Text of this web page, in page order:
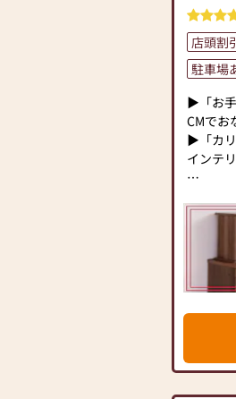
店頭割
駐車場
▶「お
CMでお
▶「カ
インテ
国内
業以来
のお仏
せがわ
提案し
て、迷
お気軽
牌・お
種類以